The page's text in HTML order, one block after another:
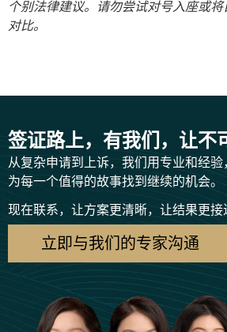
个别法律建议。请勿尝试对号入座或
对比。
签证路上，有我们，让不
从复杂申请到上诉，我们用专业和经验，
为每一个值得的故事找到继续的机会。
现在联系，让方案更清晰，让结果更接
立即与我们的专家沟通